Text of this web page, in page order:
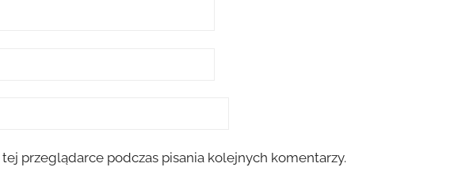
przeglądarce podczas pisania kolejnych komentarzy.